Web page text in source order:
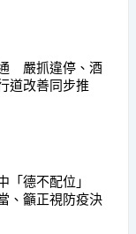
嚴抓違停、酒
道改善同步推
「德不配位」
、籲正視防疫決